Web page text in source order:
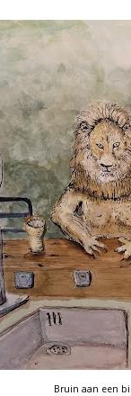
Bruin aan een